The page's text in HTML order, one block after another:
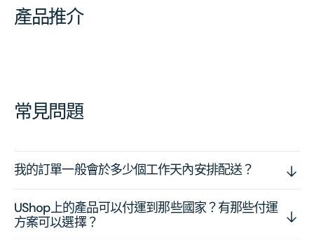
產品推介
常見問題
我的訂單一般會於多少個工作天內安排配送？
UShop上的產品可以付運到那些國家？有那些付運
方案可以選擇？